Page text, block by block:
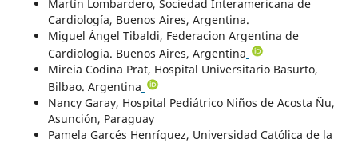
Martín Lombardero, Sociedad Interamericana de
Cardiología, Buenos Aires, Argentina.
Miguel Ángel Tibaldi, Federacion Argentina de
Cardiologia. Buenos Aires, Argentina
Mireia Codina Prat, Hospital Universitario Basurto,
Bilbao. Argentina
Nancy Garay, Hospital Pediátrico Niños de Acosta Ñu,
Asunción, Paraguay
Pamela Garcés Henríquez, Universidad Católica de la